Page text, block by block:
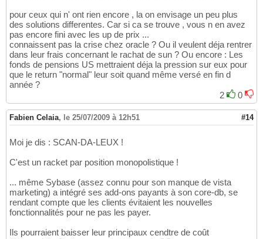
pour ceux qui n' ont rien encore , la on envisage un peu plus
des solutions differentes. Car si ca se trouve , vous n en avez
pas encore fini avec les up de prix ...
connaissent pas la crise chez oracle ? Ou il veulent déja rentrer
dans leur frais concernant le rachat de sun ? Ou encore : Les
fonds de pensions US mettraient déja la pression sur eux pour
que le return "normal" leur soit quand même versé en fin d
année ?
2
0
Fabien Celaia, le 25/07/2009 à 12h51 #14
Moi je dis : SCAN-DA-LEUX !
C'est un racket par position monopolistique !
... même Sybase (assez connu pour son manque de vista
marketing) a intégré ses add-ons payants à son core-db, se
rendant compte que les clients évitaient les nouvelles
fonctionnalités pour ne pas les payer.
Ils pourraient baisser leur principaux cendtre de coût